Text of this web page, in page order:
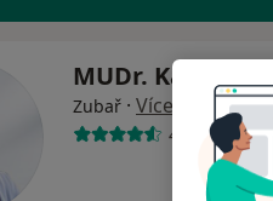
MUDr. Kamil
Zubař · Více
46 názorů